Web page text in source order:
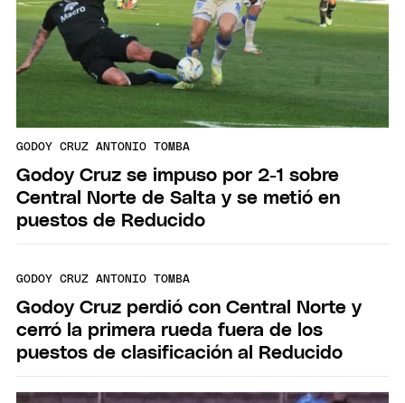
GODOY CRUZ ANTONIO TOMBA
Godoy Cruz se impuso por 2-1 sobre
Central Norte de Salta y se metió en
puestos de Reducido
GODOY CRUZ ANTONIO TOMBA
Godoy Cruz perdió con Central Norte y
cerró la primera rueda fuera de los
puestos de clasificación al Reducido